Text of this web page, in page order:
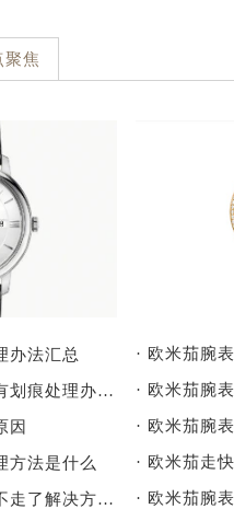
聚焦
办法汇总
· 欧米茄腕表机芯里面有划痕处理办法详解
因
方法是什么
· 欧米茄腕表很久不戴不走了解决方法是什么
· 欧米茄腕
· 欧米茄腕
· 欧米茄走
· 欧米茄腕